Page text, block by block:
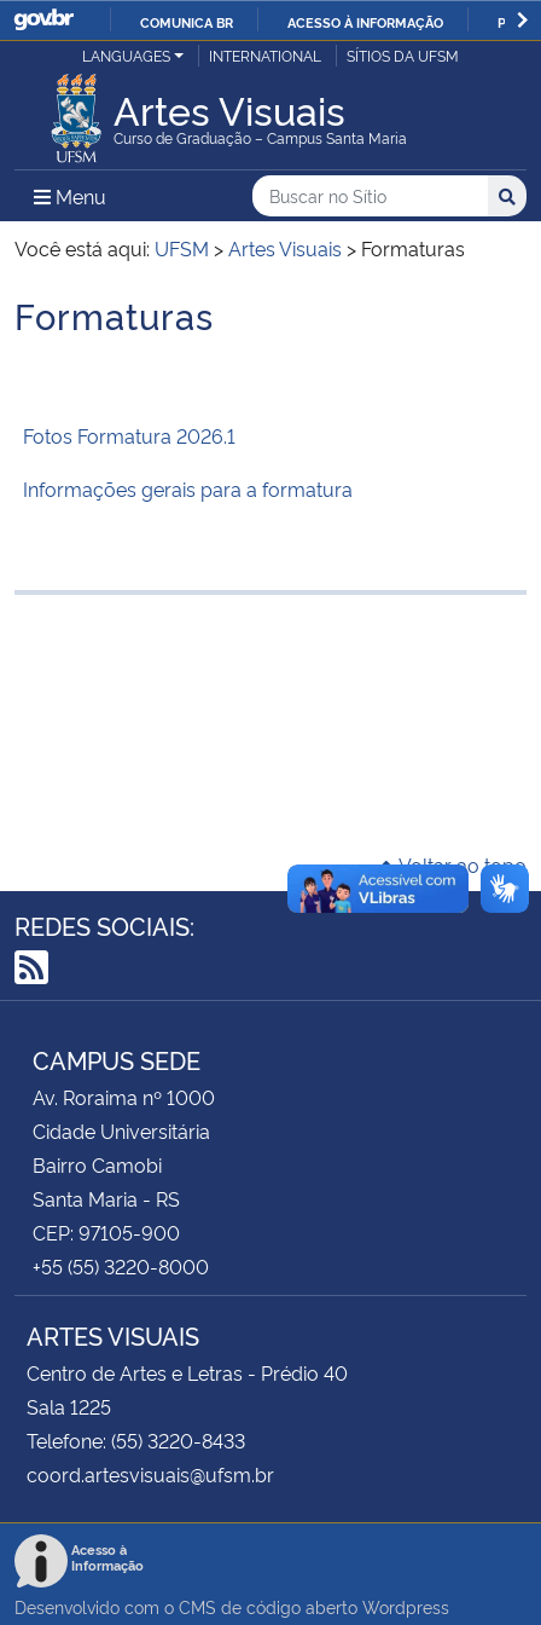
IR
O
COMUNICA BR ACESSO À INFORMAÇÃO
Ministério da Justiça e Segurança Pública
Ministério da Defesa
Ministério das Relações Exteriores
Ministério da Economia
Ministério da Agricultura, Pecuária e Abastecimento
Ministério da Educação
Ministério do Desenvolvimento Regional
Ministério da Mulher, da Família e dos Direitos Humanos
Secretaria-Geral
Secretaria de Governo
Gabinete de Segurança Institucional
Advocacia-Geral da União
LANGUAGES INTERNATIONAL SÍTIOS DA UFSM
Artes Visuais
Curso de Graduação – Campus Santa Maria
Menu Menu Principal do Sítio
Busca
Buscar no no Sítio
Busca:
Você está aqui: UFSM >Artes Visuais > Formaturas
Início do conteúdo
Formaturas
Fotos Formatura 2026.1
Informações gerais para a formatura
Voltar ao topo
REDES SOCIAIS:
RSS
CAMPUS SEDE
Av. Roraima nº 1000
Cidade Universitária
Bairro Camobi
Santa Maria - RS
CEP: 97105-900
+55 (55) 3220-8000
ARTES VISUAIS
Centro de Artes e Letras - Prédio 40
Sala 1225
Telefone: (55) 3220-8433
coord.artesvisuais@ufsm.br
Acesso à
Informação
Desenvolvido com o CMS de código aberto Wordpress